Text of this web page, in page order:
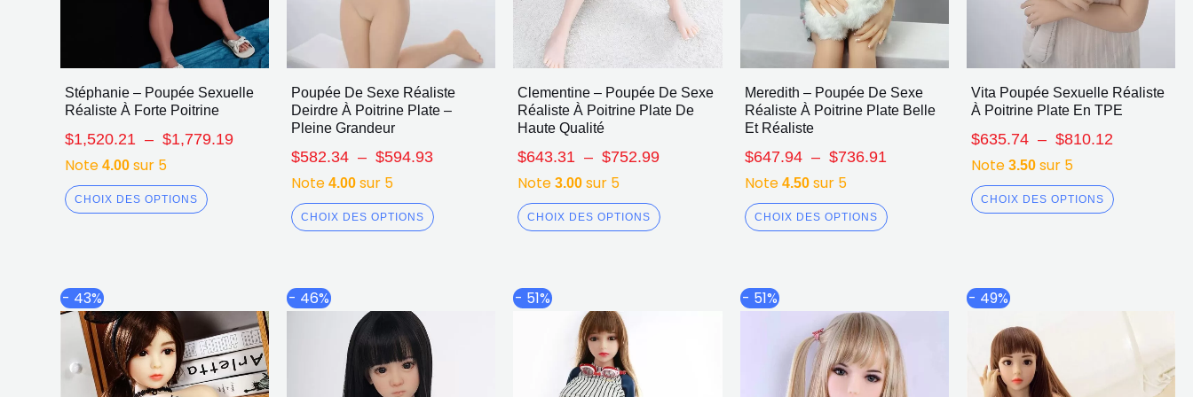
Stéphanie – Poupée Sexuelle
Réaliste À Forte Poitrine
$1,520.21 – $1,779.19
Note 4.00 sur 5
CHOIX DES OPTIONS
Poupée De Sexe Réaliste
Deirdre À Poitrine Plate –
Pleine Grandeur
$582.34 – $594.93
Note4.00 sur 5
CHOIX DES OPTIONS
Clementine – Poupée De Sexe
Réaliste À Poitrine Plate De
Haute Qualité
$643.31 – $752.99
Note3.00 sur 5
CHOIX DES OPTIONS
Meredith – Poupée De Sexe
Réaliste À Poitrine Plate Belle
Et Réaliste
$647.94 – $736.91
Note 4.50sur 5
CHOIX DES OPTIONS
Vita Poupée Sexuelle Réaliste
À Poitrine Plate En TPE
$635.74 – $810.12
Note 3.50sur 5
CHOIX DES OPTIONS
- 43%
de
prix :
$607.74
à
produit
a
plusieurs
- 46% - 51% - 51%
de
prix :
$497.90
à
produit
a
plusieurs
- 49%
de
plusieurs